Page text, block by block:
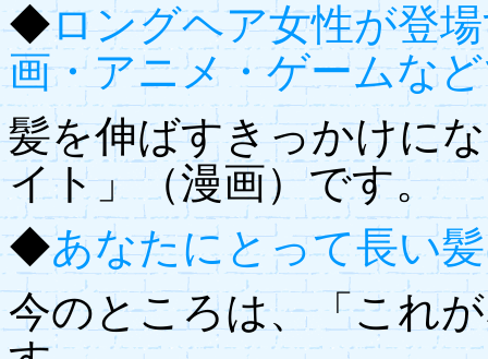
◆ロングヘア女性が登
画・アニメ・ゲームな
髪を伸ばすきっかけに
イト」（漫画）です。
◆あなたにとって長い
今のところは、「これ